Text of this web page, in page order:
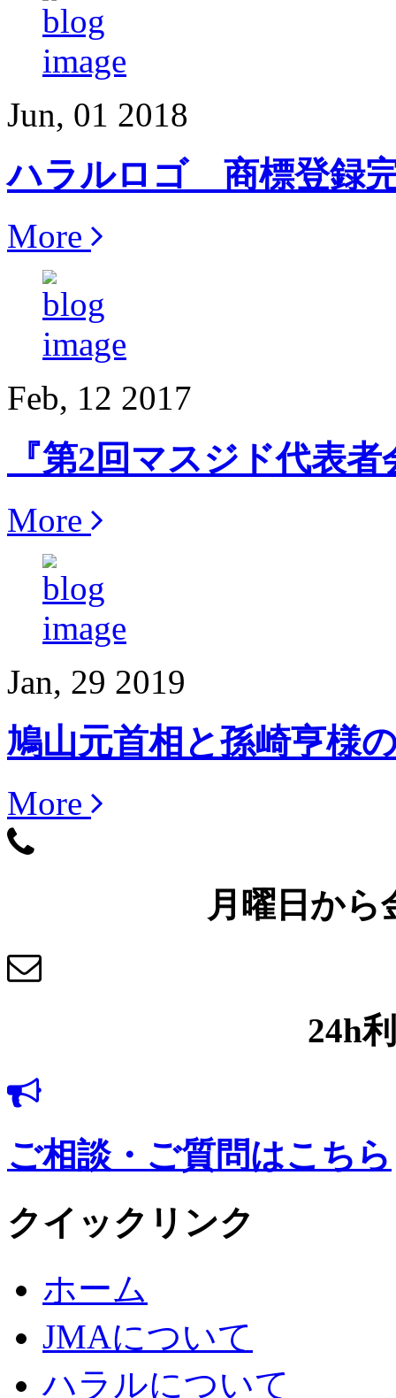
Jun, 01 2018
ハラルロゴ 商標登録
More
Feb, 12 2017
『第2回マスジド代表
More
Jan, 29 2019
鳩山元首相と孫崎亨様
More
月曜日から
24h
ご相談・ご質問はこちら
クイックリンク
ホーム
JMAについて
ハラルについて